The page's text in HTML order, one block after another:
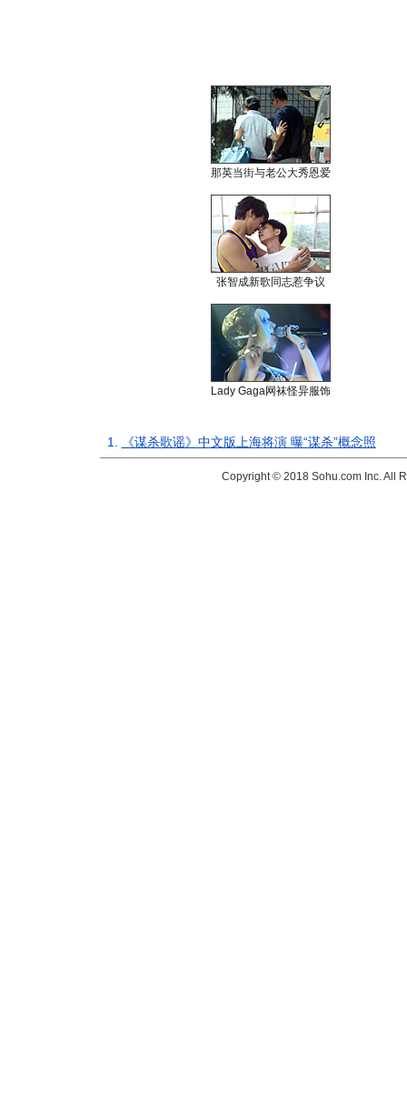
那英当街与老公大秀恩爱
张智成新歌同志惹争议
Lady Gaga网袜怪异服饰
1. 《谋杀歌谣》中文版上海将演 曝“谋杀”概念照
Copyright © 2018 Sohu.com Inc. All